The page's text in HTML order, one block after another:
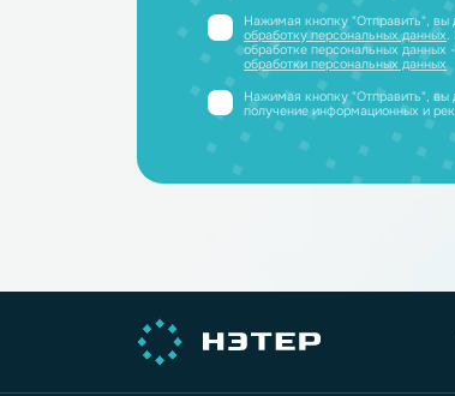
Получите
полный каталог
PDF-файле